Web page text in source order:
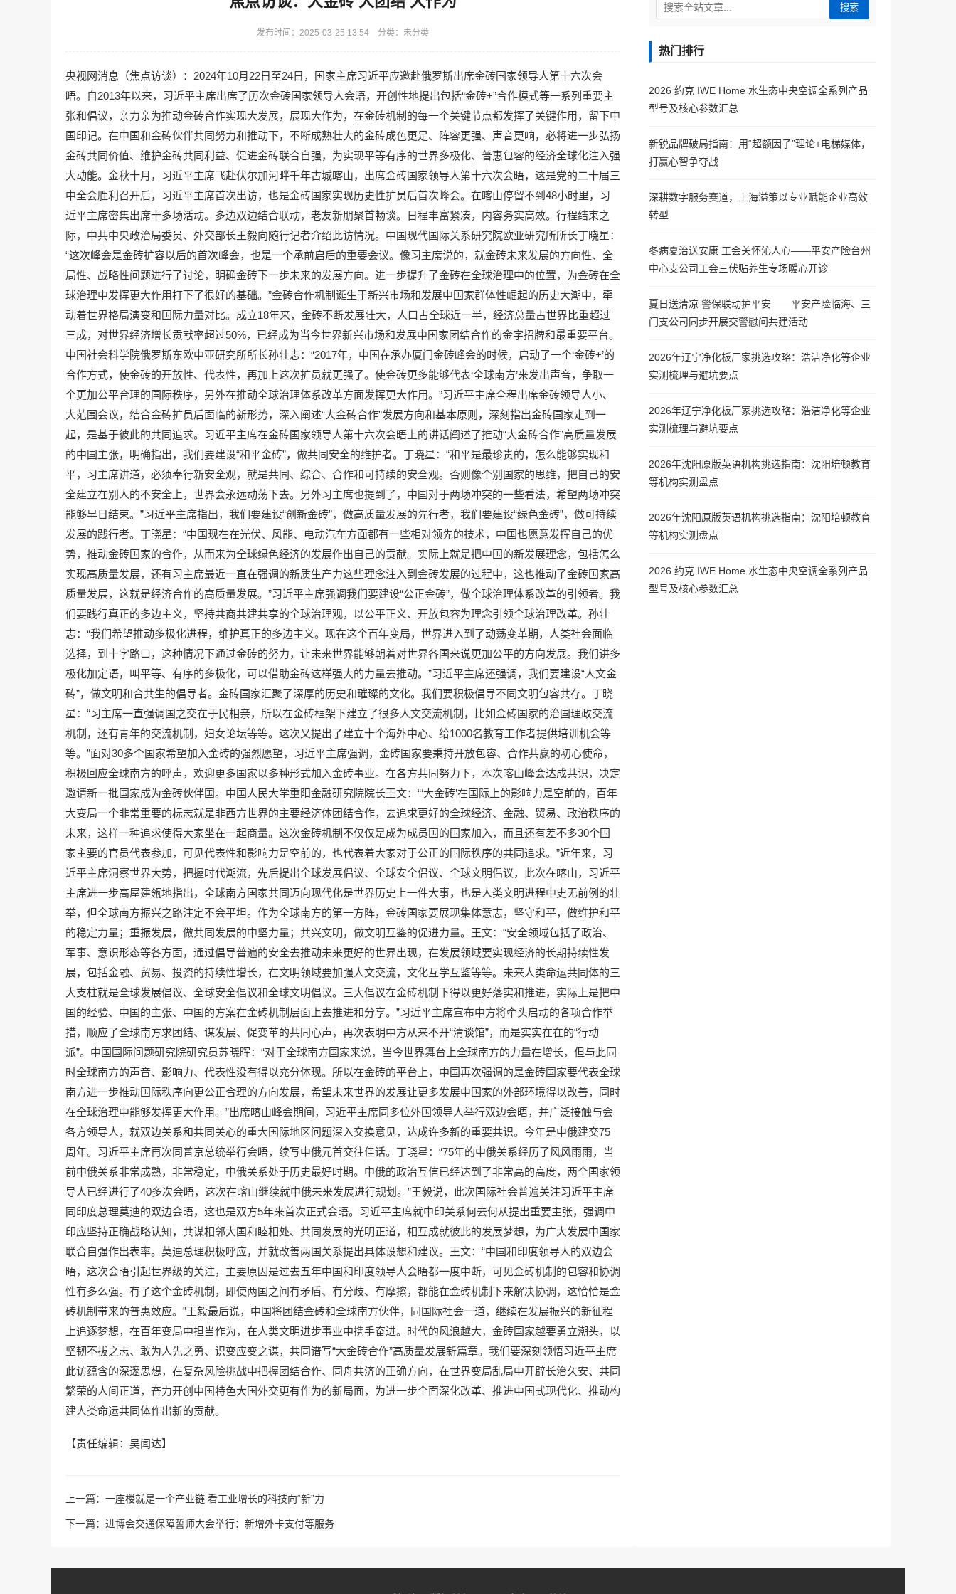
发布时间：2025-03-25 13:54 分类：未分类
央视网消息（焦点访谈）：2024年10月22日至24日，国家主席习近平应邀赴俄罗斯出席金砖国家领导人第十六次会
晤。自2013年以来，习近平主席出席了历次金砖国家领导人会晤，开创性地提出包括“金砖+”合作模式等一系列重要主
张和倡议，亲力亲为推动金砖合作实现大发展，展现大作为，在金砖机制的每一个关键节点都发挥了关键作用，留下中
国印记。在中国和金砖伙伴共同努力和推动下，不断成熟壮大的金砖成色更足、阵容更强、声音更响，必将进一步弘扬
金砖共同价值、维护金砖共同利益、促进金砖联合自强，为实现平等有序的世界多极化、普惠包容的经济全球化注入强
大动能。金秋十月，习近平主席飞赴伏尔加河畔千年古城喀山，出席金砖国家领导人第十六次会晤，这是党的二十届三
中全会胜利召开后，习近平主席首次出访，也是金砖国家实现历史性扩员后首次峰会。在喀山停留不到48小时里，习
近平主席密集出席十多场活动。多边双边结合联动，老友新朋聚首畅谈。日程丰富紧凑，内容务实高效。行程结束之
际，中共中央政治局委员、外交部长王毅向随行记者介绍此访情况。中国现代国际关系研究院欧亚研究所所长丁晓星：
“这次峰会是金砖扩容以后的首次峰会，也是一个承前启后的重要会议。像习主席说的，就金砖未来发展的方向性、全
局性、战略性问题进行了讨论，明确金砖下一步未来的发展方向。进一步提升了金砖在全球治理中的位置，为金砖在全
球治理中发挥更大作用打下了很好的基础。”金砖合作机制诞生于新兴市场和发展中国家群体性崛起的历史大潮中，牵
动着世界格局演变和国际力量对比。成立18年来，金砖不断发展壮大，人口占全球近一半，经济总量占世界比重超过
三成，对世界经济增长贡献率超过50%，已经成为当今世界新兴市场和发展中国家团结合作的金字招牌和最重要平台。
中国社会科学院俄罗斯东欧中亚研究所所长孙壮志：“2017年，中国在承办厦门金砖峰会的时候，启动了一个‘金砖+’的
合作方式，使金砖的开放性、代表性，再加上这次扩员就更强了。使金砖更多能够代表‘全球南方’来发出声音，争取一
个更加公平合理的国际秩序，另外在推动全球治理体系改革方面发挥更大作用。”习近平主席全程出席金砖领导人小、
大范围会议，结合金砖扩员后面临的新形势，深入阐述“大金砖合作”发展方向和基本原则，深刻指出金砖国家走到一
起，是基于彼此的共同追求。习近平主席在金砖国家领导人第十六次会晤上的讲话阐述了推动“大金砖合作”高质量发展
的中国主张，明确指出，我们要建设“和平金砖”，做共同安全的维护者。丁晓星：“和平是最珍贵的，怎么能够实现和
平，习主席讲道，必须奉行新安全观，就是共同、综合、合作和可持续的安全观。否则像个别国家的思维，把自己的安
全建立在别人的不安全上，世界会永远动荡下去。另外习主席也提到了，中国对于两场冲突的一些看法，希望两场冲突
能够早日结束。”习近平主席指出，我们要建设“创新金砖”，做高质量发展的先行者，我们要建设“绿色金砖”，做可持续
发展的践行者。丁晓星：“中国现在在光伏、风能、电动汽车方面都有一些相对领先的技术，中国也愿意发挥自己的优
势，推动金砖国家的合作，从而来为全球绿色经济的发展作出自己的贡献。实际上就是把中国的新发展理念，包括怎么
实现高质量发展，还有习主席最近一直在强调的新质生产力这些理念注入到金砖发展的过程中，这也推动了金砖国家高
质量发展，这就是经济合作的高质量发展。”习近平主席强调我们要建设“公正金砖”，做全球治理体系改革的引领者。我
们要践行真正的多边主义，坚持共商共建共享的全球治理观，以公平正义、开放包容为理念引领全球治理改革。孙壮
志：“我们希望推动多极化进程，维护真正的多边主义。现在这个百年变局，世界进入到了动荡变革期，人类社会面临
选择，到十字路口，这种情况下通过金砖的努力，让未来世界能够朝着对世界各国来说更加公平的方向发展。我们讲多
极化加定语，叫平等、有序的多极化，可以借助金砖这样强大的力量去推动。”习近平主席还强调，我们要建设“人文金
砖”，做文明和合共生的倡导者。金砖国家汇聚了深厚的历史和璀璨的文化。我们要积极倡导不同文明包容共存。丁晓
星：“习主席一直强调国之交在于民相亲，所以在金砖框架下建立了很多人文交流机制，比如金砖国家的治国理政交流
机制，还有青年的交流机制，妇女论坛等等。这次又提出了建立十个海外中心、给1000名教育工作者提供培训机会等
等。”面对30多个国家希望加入金砖的强烈愿望，习近平主席强调，金砖国家要秉持开放包容、合作共赢的初心使命，
积极回应全球南方的呼声，欢迎更多国家以多种形式加入金砖事业。在各方共同努力下，本次喀山峰会达成共识，决定
邀请新一批国家成为金砖伙伴国。中国人民大学重阳金融研究院院长王文：“‘大金砖’在国际上的影响力是空前的，百年
大变局一个非常重要的标志就是非西方世界的主要经济体团结合作，去追求更好的全球经济、金融、贸易、政治秩序的
未来，这样一种追求使得大家坐在一起商量。这次金砖机制不仅仅是成为成员国的国家加入，而且还有差不多30个国
家主要的官员代表参加，可见代表性和影响力是空前的，也代表着大家对于公正的国际秩序的共同追求。”近年来，习
近平主席洞察世界大势，把握时代潮流，先后提出全球发展倡议、全球安全倡议、全球文明倡议，此次在喀山，习近平
主席进一步高屋建瓴地指出，全球南方国家共同迈向现代化是世界历史上一件大事，也是人类文明进程中史无前例的壮
举，但全球南方振兴之路注定不会平坦。作为全球南方的第一方阵，金砖国家要展现集体意志，坚守和平，做维护和平
的稳定力量；重振发展，做共同发展的中坚力量；共兴文明，做文明互鉴的促进力量。王文：“安全领域包括了政治、
军事、意识形态等各方面，通过倡导普遍的安全去推动未来更好的世界出现，在发展领域要实现经济的长期持续性发
展，包括金融、贸易、投资的持续性增长，在文明领域要加强人文交流，文化互学互鉴等等。未来人类命运共同体的三
大支柱就是全球发展倡议、全球安全倡议和全球文明倡议。三大倡议在金砖机制下得以更好落实和推进，实际上是把中
国的经验、中国的主张、中国的方案在金砖机制层面上去推进和分享。”习近平主席宣布中方将牵头启动的各项合作举
措，顺应了全球南方求团结、谋发展、促变革的共同心声，再次表明中方从来不开“清谈馆”，而是实实在在的“行动
派”。中国国际问题研究院研究员苏晓晖：“对于全球南方国家来说，当今世界舞台上全球南方的力量在增长，但与此同
时全球南方的声音、影响力、代表性没有得以充分体现。所以在金砖的平台上，中国再次强调的是金砖国家要代表全球
南方进一步推动国际秩序向更公正合理的方向发展，希望未来世界的发展让更多发展中国家的外部环境得以改善，同时
在全球治理中能够发挥更大作用。”出席喀山峰会期间，习近平主席同多位外国领导人举行双边会晤，并广泛接触与会
各方领导人，就双边关系和共同关心的重大国际地区问题深入交换意见，达成许多新的重要共识。今年是中俄建交75
周年。习近平主席再次同普京总统举行会晤，续写中俄元首交往佳话。丁晓星：“75年的中俄关系经历了风风雨雨，当
前中俄关系非常成熟，非常稳定，中俄关系处于历史最好时期。中俄的政治互信已经达到了非常高的高度，两个国家领
导人已经进行了40多次会晤，这次在喀山继续就中俄未来发展进行规划。”王毅说，此次国际社会普遍关注习近平主席
同印度总理莫迪的双边会晤，这也是双方5年来首次正式会晤。习近平主席就中印关系何去何从提出重要主张，强调中
印应坚持正确战略认知，共谋相邻大国和睦相处、共同发展的光明正道，相互成就彼此的发展梦想，为广大发展中国家
联合自强作出表率。莫迪总理积极呼应，并就改善两国关系提出具体设想和建议。王文：“中国和印度领导人的双边会
晤，这次会晤引起世界级的关注，主要原因是过去五年中国和印度领导人会晤都一度中断，可见金砖机制的包容和协调
性有多么强。有了这个金砖机制，即使两国之间有矛盾、有分歧、有摩擦，都能在金砖机制下来解决协调，这恰恰是金
砖机制带来的普惠效应。”王毅最后说，中国将团结金砖和全球南方伙伴，同国际社会一道，继续在发展振兴的新征程
上追逐梦想，在百年变局中担当作为，在人类文明进步事业中携手奋进。时代的风浪越大，金砖国家越要勇立潮头，以
坚韧不拔之志、敢为人先之勇、识变应变之谋，共同谱写“大金砖合作”高质量发展新篇章。我们要深刻领悟习近平主席
此访蕴含的深邃思想，在复杂风险挑战中把握团结合作、同舟共济的正确方向，在世界变局乱局中开辟长治久安、共同
繁荣的人间正道，奋力开创中国特色大国外交更有作为的新局面，为进一步全面深化改革、推进中国式现代化、推动构
建人类命运共同体作出新的贡献。
【责任编辑：吴闻达】
上一篇： 一座楼就是一个产业链 看工业增长的科技向“新”力
下一篇： 进博会交通保障誓师大会举行：新增外卡支付等服务
搜索
热门排行
2026 约克 IWE Home 水生态中央空调全系列产品
型号及核心参数汇总
新锐品牌破局指南：用“超额因子”理论+电梯媒体，
打赢心智争夺战
深耕数字服务赛道，上海溢策以专业赋能企业高效
转型
冬病夏治送安康 工会关怀沁人心——平安产险台州
中心支公司工会三伏贴养生专场暖心开诊
夏日送清凉 警保联动护平安——平安产险临海、三
门支公司同步开展交警慰问共建活动
2026年辽宁净化板厂家挑选攻略：浩洁净化等企业
实测梳理与避坑要点
2026年辽宁净化板厂家挑选攻略：浩洁净化等企业
实测梳理与避坑要点
2026年沈阳原版英语机构挑选指南：沈阳培顿教育
等机构实测盘点
2026年沈阳原版英语机构挑选指南：沈阳培顿教育
等机构实测盘点
2026 约克 IWE Home 水生态中央空调全系列产品
型号及核心参数汇总